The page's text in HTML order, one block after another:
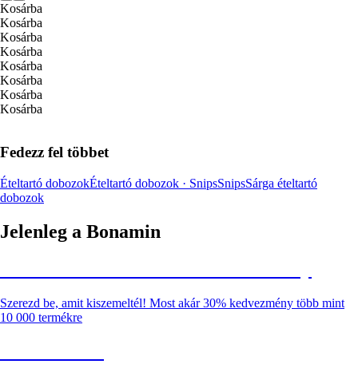
Kosárba
Kosárba
Kosárba
Kosárba
Kosárba
Kosárba
Kosárba
Kosárba
Fedezz fel többet
Ételtartó dobozokÉteltartó dobozok · SnipsSnipsSárga ételtartó
dobozok
Jelenleg a Bonamin
Szerezd be, amit kiszemeltél! Most akár 30% kedvezmény több mint
10 000 termékre